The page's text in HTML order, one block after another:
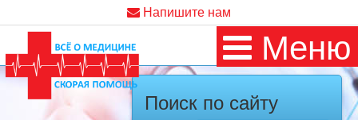
Напишите нам
Меню
Поиск по сайту
Как я заболел во время локдауна?
Это странная ситуация: вы соблюдали все меры
предосторожности COVID-19 (вы почти все время дома),
но, тем не менее, вы каким-то образом простудились. Вы
можете задаться...